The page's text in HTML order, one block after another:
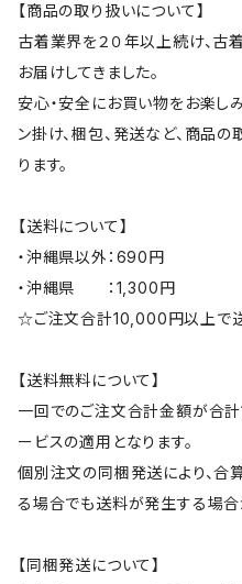
【商品の取り扱いについて】
古着業界を２０年以上続け、古
お届けしてきました。
安心・安全にお買い物をお楽し
ン掛け、梱包、発送など、商品
ります。
【送料について】
・沖縄県以外：690円
・沖縄県 ：1,300円
☆ご注文合計10,000円以上で
【送料無料について】
一回でのご注文合計金額が合
ービスの適用となります。
個別注文の同梱発送により、
る場合でも送料が発生する場合
【同梱発送について】